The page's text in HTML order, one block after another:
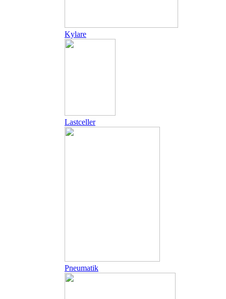
Kylare
Lastceller
Pneumatik